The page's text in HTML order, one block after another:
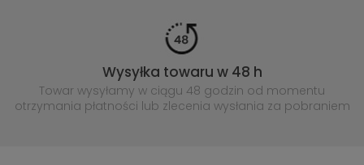
Wysyłka towaru w 48 h
Towar wysyłamy w ciągu 48 godzin od momentu
otrzymania płatności lub zlecenia wysłania za pobraniem